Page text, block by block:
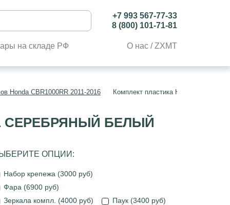
+7 993 567-77-33
8 (800) 101-71-81
на складе РФ О нас / ZXMT
Honda CBR1000RR 2011-2016 Комплект пластика Honda
СЕРЕБРЯНЫЙ БЕЛЫЙ
ОПЦИИ:
Набор крепежа (3000 руб)
Фара (6900 руб)
Зеркала компл. (4000 руб)
Паук (3400 руб)